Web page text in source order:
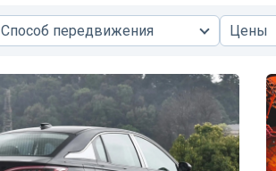
Способ передвижения Цены